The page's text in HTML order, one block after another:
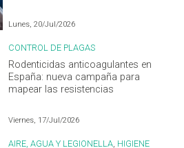
Lunes, 20/Jul/2026
CONTROL DE PLAGAS
Rodenticidas anticoagulantes en
España: nueva campaña para
mapear las resistencias
Viernes, 17/Jul/2026
AIRE, AGUA Y LEGIONELLA, HIGIENE